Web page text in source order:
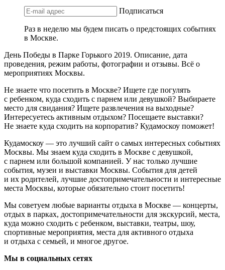
Подписаться
Раз в неделю мы будем писать о предстоящих событиях
в Москве.
День Победы в Парке Горького 2019. Описание, дата
проведения, режим работы, фотографии и отзывы. Всё о
мероприятиях Москвы.
Не знаете что посетить в Москве? Ищете где погулять
с ребенком, куда сходить с парнем или девушкой? Выбираете
место для свидания? Ищете развлечения на выходные?
Интересуетесь активным отдыхом? Посещаете выставки?
Не знаете куда сходить на корпоратив? Кудамоскоу поможет!
Кудамоскоу — это лучший сайт о самых интересных событиях
Москвы. Мы знаем куда сходить в Москве с девушкой,
с парнем или большой компанией. У нас только лучшие
события, музеи и выставки Москвы. События для детей
и их родителей, лучшие достопримечательности и интересные
места Москвы, которые обязательно стоит посетить!
Мы советуем любые варианты отдыха в Москве — концерты,
отдых в парках, достопримечательности для экскурсий, места,
куда можно сходить с ребенком, выставки, театры, шоу,
спортивные мероприятия, места для активного отдыха
и отдыха с семьей, и многое другое.
Мы в социальных сетях